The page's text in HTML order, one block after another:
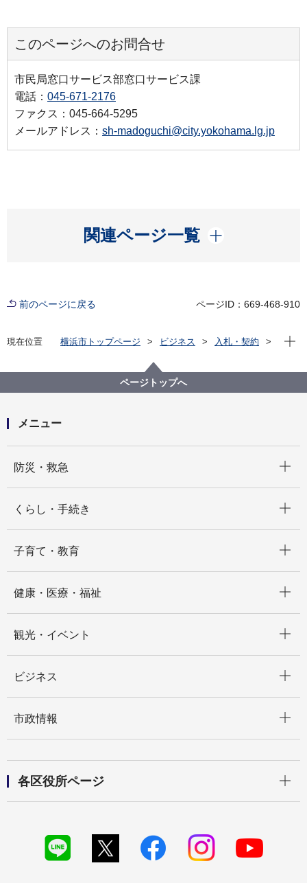
このページへのお問合せ
市民局窓口サービス部窓口サービス課
電話： 045-671-2176
ファクス：045-664-5295
メールアドレス： sh-madoguchi@city.yokohama.lg.jp
関連ページ一覧
開く
前のページに戻る ページID：669-468-910
現在位置 横浜市トップページ ビジネス
入札・契約
【入札結果掲載】【公募型指名競争入札】街区表示板
再整備業務委託
現在
ページトップへ
メニュー
防災・救急
くらし・手続き
子育て・教育
健康・医療・福祉
観光・イベント
ビジネス
市政情報
各区役所ページ